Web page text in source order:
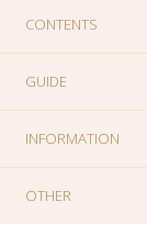
CONTENTS
GUIDE
INFORMATION
OTHER